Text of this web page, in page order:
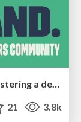
No one is an island. Learnings from fostering a developers community.
21 3.8k